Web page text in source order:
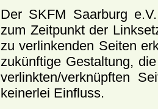
Der SKFM Saarburg
zum Zeitpunkt der
zu verlinkenden Seiten
zukünftige Gestaltung,
verlinkten/verknüpften
keinerlei Einfluss.